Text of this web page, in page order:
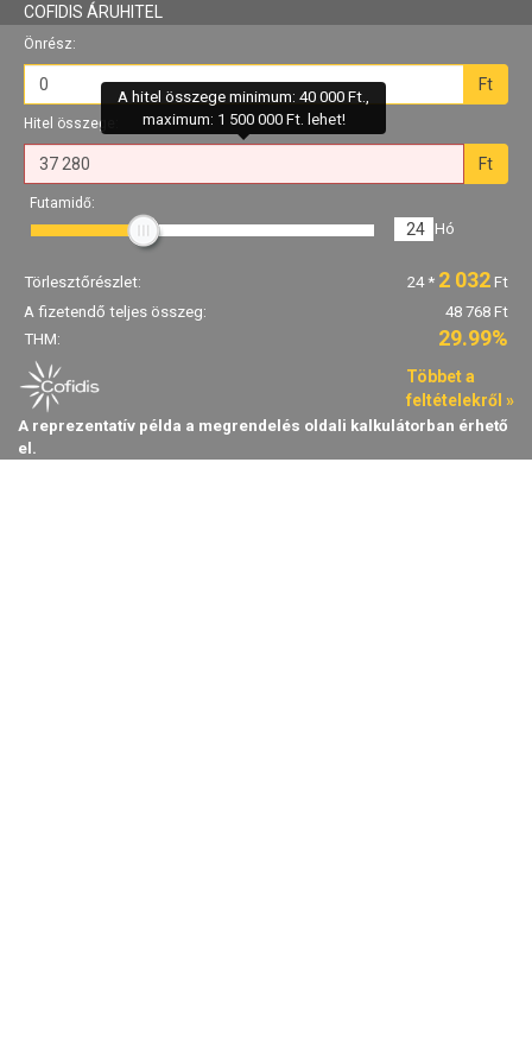
COFIDIS ÁRUHITEL
Önrész:
Ft
Hitel összege:
A hitel összege minimum: 40 000 Ft.,
maximum: 1 500 000 Ft. lehet!
Ft
Futamidő:
24 Hó
Törlesztőrészlet: 24* 2 032 Ft
A fizetendő teljes összeg:
48 768 Ft
THM:
29.99%
Többet a
feltételekről »
A reprezentatív példa a megrendelés oldali kalkulátorban érhető
el.